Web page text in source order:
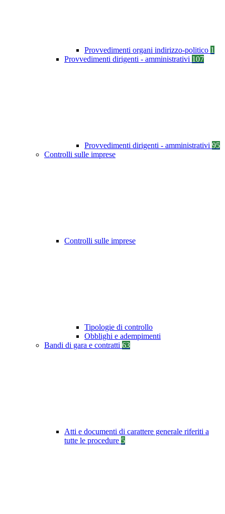
Provvedimenti organi indirizzo-politico 1
Provvedimenti dirigenti - amministrativi 107
Provvedimenti dirigenti - amministrativi 95
Controlli sulle imprese
Controlli sulle imprese
Tipologie di controllo
Obblighi e adempimenti
Bandi di gara e contratti 63
Atti e documenti di carattere generale riferiti a
tutte le procedure 5